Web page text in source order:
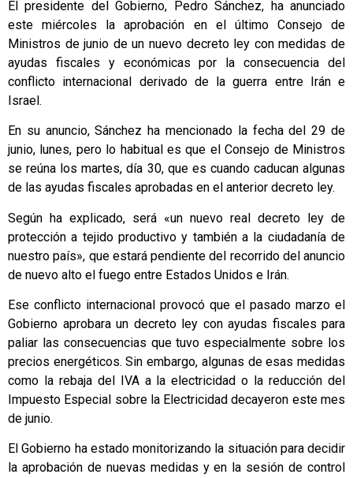
El presidente del Gobierno, Pedro Sánchez, ha anunciado
este miércoles la aprobación en el último Consejo de
Ministros de junio de un nuevo decreto ley con medidas de
ayudas fiscales y económicas por la consecuencia del
conflicto internacional derivado de la guerra entre Irán e
Israel.
En su anuncio, Sánchez ha mencionado la fecha del 29 de
junio, lunes, pero lo habitual es que el Consejo de Ministros
se reúna los martes, día 30, que es cuando caducan algunas
de las ayudas fiscales aprobadas en el anterior decreto ley.
Según ha explicado, será «un nuevo real decreto ley de
protección a tejido productivo y también a la ciudadanía de
nuestro país», que estará pendiente del recorrido del anuncio
de nuevo alto el fuego entre Estados Unidos e Irán.
Ese conflicto internacional provocó que el pasado marzo el
Gobierno aprobara un decreto ley con ayudas fiscales para
paliar las consecuencias que tuvo especialmente sobre los
precios energéticos. Sin embargo, algunas de esas medidas
como la rebaja del IVA a la electricidad o la reducción del
Impuesto Especial sobre la Electricidad decayeron este mes
de junio.
El Gobierno ha estado monitorizando la situación para decidir
la aprobación de nuevas medidas y en la sesión de control